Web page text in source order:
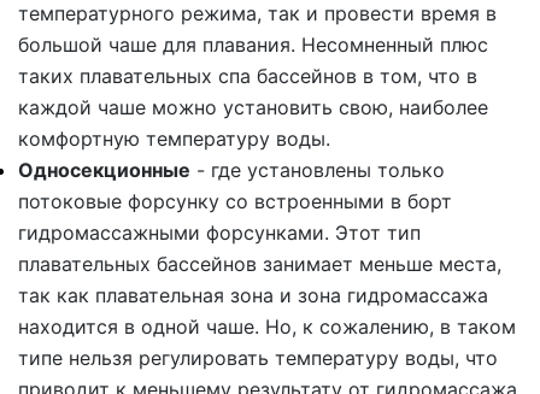
температурного режима, так и провести время в
большой чаше для плавания. Несомненный плюс
таких плавательных спа бассейнов в том, что в
каждой чаше можно установить свою, наиболее
комфортную температуру воды.
Односекционные - где установлены только
потоковые форсунку со встроенными в борт
гидромассажными форсунками. Этот тип
плавательных бассейнов занимает меньше места,
так как плавательная зона и зона гидромассажа
находится в одной чаше. Но, к сожалению, в таком
типе нельзя регулировать температуру воды, что